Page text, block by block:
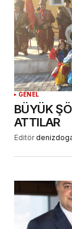
YORUM
GENEL
BÜYÜK
ATTILAR
Editör